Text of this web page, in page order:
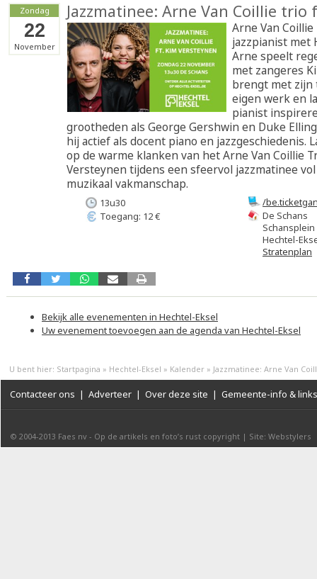
Zondag
22
November
Jazzmatinee: Arne Van Coillie trio
Arne Van
jazzpianist met
Arne speelt
met zangeres
brengt met zijn
eigen werk en
pianist
grootheden als George Gershwin en Duke
hij actief als docent piano en jazzgeschiedenis.
op de warme klanken van het Arne Van Coillie
Versteynen tijdens een sfeervol jazzmatinee
muzikaal vakmanschap.
/
De Schans
Schansplein
Hechtel-
Stratenplan
13u30
Toegang: 12 €
Bekijk alle evenementen in Hechtel-Eksel
Uw evenement toevoegen aan de agenda van Hechtel-Eksel
U bent hier: Startpagina » Hechtel-Eksel » Kalender » Jazzmatinee: Arne Van
Contacteer ons | Adverteer | Over deze site | Gemeente-info & links
© 2004-2013 Faes nv - Op de artikels en foto’s rust copyright | Site: Webstylers